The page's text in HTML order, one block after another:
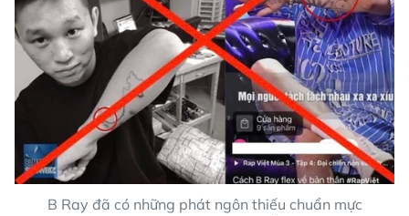
B Ray đã có những phát ngôn thiếu chuẩn mực